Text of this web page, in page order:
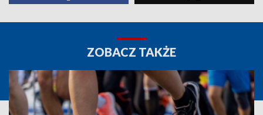
ZOBACZ TAKŻE